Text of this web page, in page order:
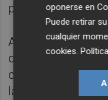
para su reparto.
Ahora, en el auto
diversas
correspondiente
la Agencia
oponerse en
Puede retirar
cualquier
cookies .